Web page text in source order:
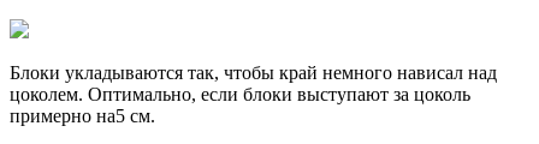
Блоки укладываются так, чтобы край немного нависал над
цоколем. Оптимально, если блоки выступают за цоколь
примерно на5 см.